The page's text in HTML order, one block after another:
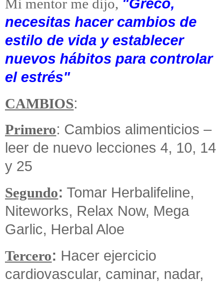
Mi mentor me dijo, "Greco,
necesitas hacer cambios de
estilo de vida y establecer
nuevos hábitos para controlar
el estrés"
CAMBIOS:
Primero: Cambios alimenticios –
leer de nuevo lecciones 4, 10, 14
y 25
Segundo: Tomar Herbalifeline,
Niteworks, Relax Now, Mega
Garlic, Herbal Aloe
Tercero: Hacer ejercicio
cardiovascular, caminar, nadar,